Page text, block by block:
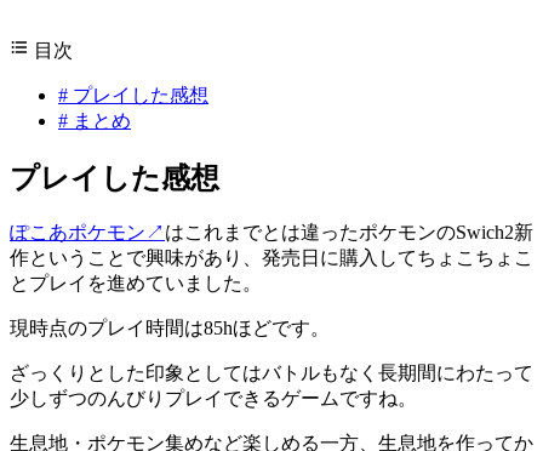
目次
# プレイした感想
# まとめ
プレイした感想
ぽこあポケモン ↗ はこれまでとは違ったポケモンのSwich2新
作ということで興味があり、発売日に購入してちょこちょこ
とプレイを進めていました。
現時点のプレイ時間は85hほどです。
ざっくりとした印象としてはバトルもなく長期間にわたって
少しずつのんびりプレイできるゲームですね。
生息地・ポケモン集めなど楽しめる一方、生息地を作ってか